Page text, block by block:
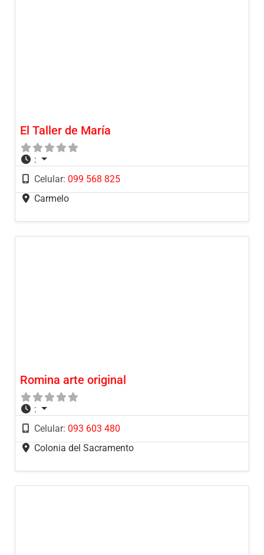
El Taller de María
:
Celular: 099 568 825
Carmelo
Romina arte original
:
Celular: 093 603 480
Colonia del Sacramento